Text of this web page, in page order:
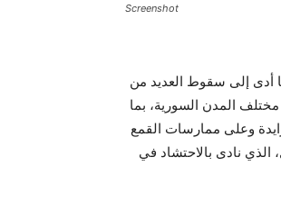
Screenshot
أدى إلى سقوط العديد من
المدن السورية، بما
وعلى ممارسات القمع
نادى بالاحتشاد في